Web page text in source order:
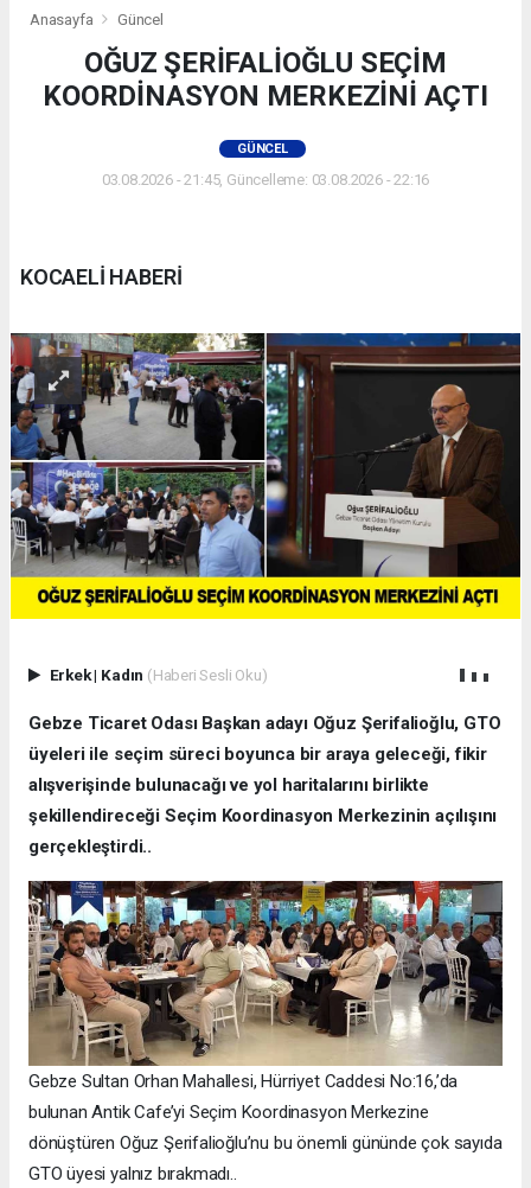
Anasayfa Güncel
OĞUZ ŞERİFALİOĞLU SEÇİM
KOORDİNASYON MERKEZİNİ AÇTI
GÜNCEL
03.08.2026 - 21:45, Güncelleme: 03.08.2026 - 22:16
KOCAELİ HABERİ
Erkek| Kadın (Haberi Sesli Oku)
Gebze Ticaret Odası Başkan adayı Oğuz Şerifalioğlu, GTO
üyeleri ile seçim süreci boyunca bir araya geleceği, fikir
alışverişinde bulunacağı ve yol haritalarını birlikte
şekillendireceği Seçim Koordinasyon Merkezinin açılışını
gerçekleştirdi..
Gebze Sultan Orhan Mahallesi, Hürriyet Caddesi No:16,’da
bulunan Antik Cafe’yi Seçim Koordinasyon Merkezine
dönüştüren Oğuz Şerifalioğlu’nu bu önemli gününde çok sayıda
GTO üyesi yalnız bırakmadı..